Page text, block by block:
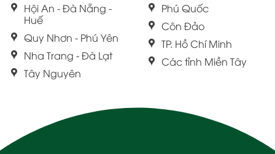
Hội An - Đà Nẵng -
Huế
Quy Nhơn - Phú Yên
Nha Trang - Đà Lạt
Tây Nguyên
Phú Quốc
Côn Đảo
TP. Hồ Chí Minh
Các tỉnh Miền Tây